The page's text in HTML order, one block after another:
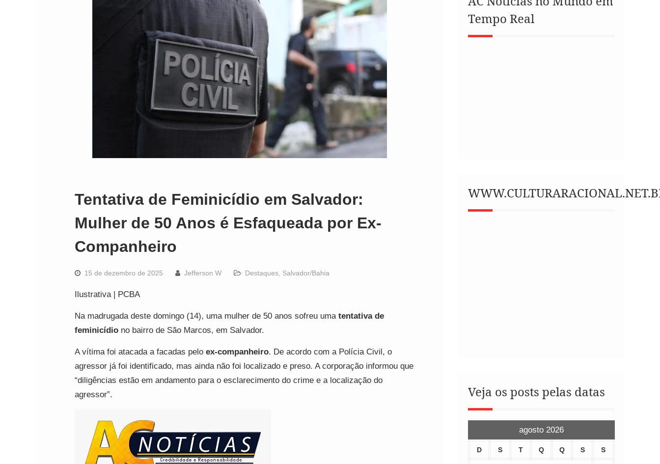
Tentativa de Feminicídio em Salvador:
Mulher de 50 Anos é Esfaqueada por Ex-
Companheiro
15 de dezembro de 2025 Jefferson W Destaques Salvador/Bahia
Ilustrativa | PCBA
Na madrugada deste domingo (14), uma mulher de 50 anos sofreu uma tentativa de
feminicídio no bairro de São Marcos, em Salvador.
A vítima foi atacada a facadas pelo ex-companheiro. De acordo com a Polícia Civil, o
agressor já foi identificado, mas ainda não foi localizado e preso. A corporação informou que
“diligências estão em andamento para o esclarecimento do crime e a localização do
agressor”.
Tempo Real
Veja os posts pelas datas
agosto 2026
D S T Q Q S S